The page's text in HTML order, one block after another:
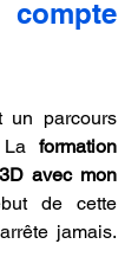
parcours
La formation
avec mon
de cette
jamais.